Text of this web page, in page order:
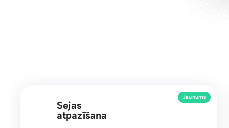
Sejas
atpazīšana
Jaunums